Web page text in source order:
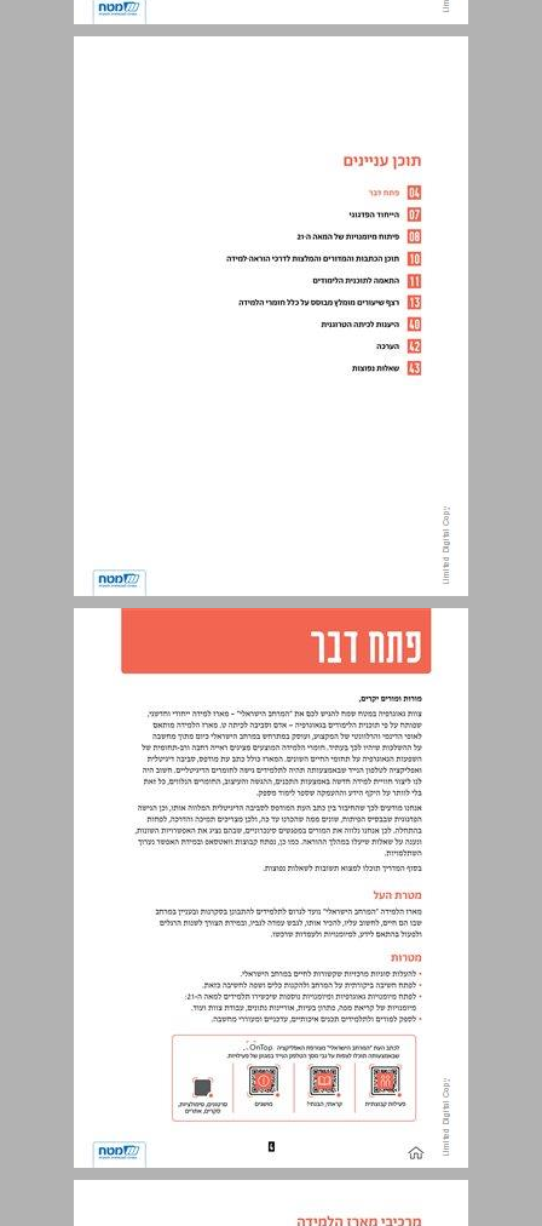
תוכן עניינים ... 3
פתח דבר ... 4